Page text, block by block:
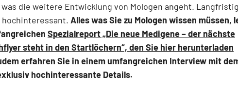
was die weitere Entwicklung von Mologen angeht.
hochinteressant. Alles was Sie zu Mologen wissen müssen,
Spezialreport „Die neue Medigene – der nächste
steht in den Startlöchern“, den Sie hier herunterladen
erfahren Sie in einem umfangreichen Interview mit
hochinteressante Details.